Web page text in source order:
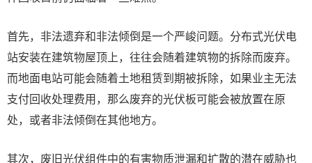
首先，非法遗弃和非法倾倒是一个严峻问题。分布式光伏电
站安装在建筑物屋顶上，往往会随着建筑物的拆除而废弃。
而地面电站可能会随着土地租赁到期被拆除，如果业主无法
支付回收处理费用，那么废弃的光伏板可能会被放置在原
处，或者非法倾倒在其他地方。
其次，废旧光伏组件中的有害物质泄漏和扩散的潜在威胁也